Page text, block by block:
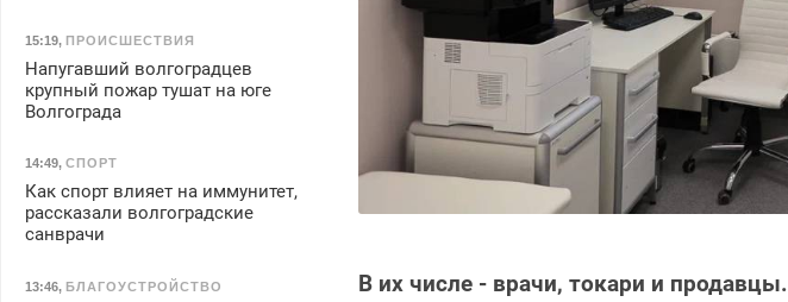
В их числе - врачи, токари и продавцы.
15:19, ПРОИСШЕСТВИЯ
Напугавший волгоградцев
крупный пожар тушат на юге
Волгограда
14:49, СПОРТ
Как спорт влияет на иммунитет,
рассказали волгоградские
санврачи
13:46, БЛАГОУСТРОЙСТВО